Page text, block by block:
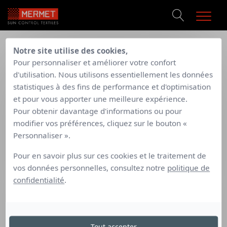
PRODUITS
SUPPORT TECHNIQUE
RÉALISATIONS
DOCUMENTATIONS
CONTACT
Mermet Sunscreen/Actualités /Sublimez vos pergolas avec les tissus qui
font toute la différence !
SUBLIMEZ VOS PERGOLAS
AVEC LES TISSUS QUI FONT
TOUTE LA DIFFÉRENCE !
Publié le : vendredi 27 février 2026
Produit en vogue, la pergola est devenue un élément
Notre site utilise des cookies,
Pour personnaliser et améliorer votre confort
d'utilisation. Nous utilisons essentiellement les données
statistiques à des fins de performance et d'optimisation
et pour vous apporter une meilleure expérience.
Pour obtenir davantage d'informations ou pour
modifier vos préférences, cliquez sur le bouton «
Personnaliser ».
Pour en savoir plus sur ces cookies et le traitement de
vos données personnelles, consultez notre politique de
confidentialité.